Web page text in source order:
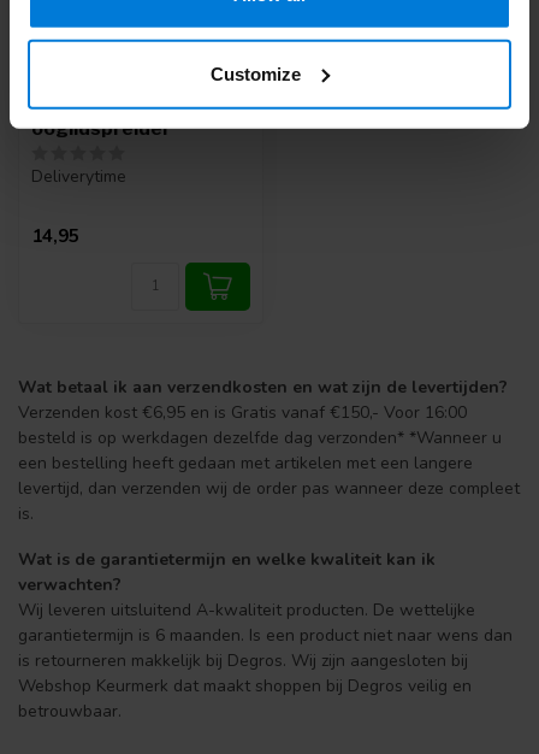
Customize
Bowman
ooglidspreider
Deliverytime
14,95
Wat betaal ik aan verzendkosten en wat zijn de levertijden?
Verzenden kost €6,95 en is Gratis vanaf €150,- Voor 16:00
besteld is op werkdagen dezelfde dag verzonden* *Wanneer u
een bestelling heeft gedaan met artikelen met een langere
levertijd, dan verzenden wij de order pas wanneer deze compleet
is.
Wat is de garantietermijn en welke kwaliteit kan ik
verwachten?
Wij leveren uitsluitend A-kwaliteit producten. De wettelijke
garantietermijn is 6 maanden. Is een product niet naar wens dan
is retourneren makkelijk bij Degros. Wij zijn aangesloten bij
Webshop Keurmerk dat maakt shoppen bij Degros veilig en
betrouwbaar.